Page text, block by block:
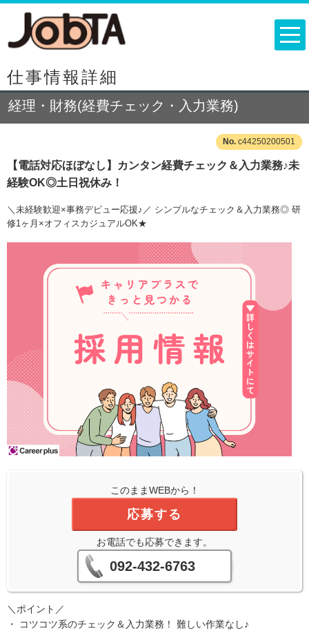
仕事情報詳細
経理・財務(経費チェック・入力業務)
c44250200501
【電話対応ほぼなし】カンタン経費チェック＆入力業務♪未
経験OK◎土日祝休み！
＼未経験歓迎×事務デビュー応援♪／ シンプルなチェック＆入力業務◎ 研
修1ヶ月×オフィスカジュアルOK★
このままWEBから！
応募する
お電話でも応募できます。
092-432-6763
＼ポイント／
・ コツコツ系のチェック＆入力業務！ 難しい作業なし♪